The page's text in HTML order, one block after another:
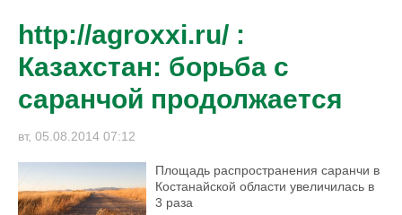
http://agroxxi.ru/ :
Казахстан: борьба с
саранчой продолжается
вт, 05.08.2014 07:12
Площадь распространения саранчи в
Костанайской области увеличилась в
3 раза